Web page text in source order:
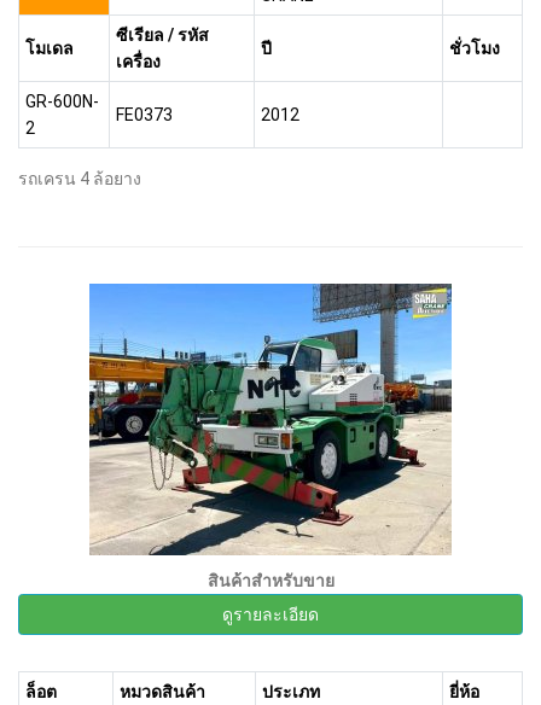
โมเดล
ซีเรียล / รหัส
เครื่อง
ปี ชั่วโมง
GR-600N-
2
FE0373 2012
รถเครน 4 ล้อยาง
สินค้าสำหรับขาย
ดูรายละเอียด
ล็อต หมวดสินค้า ประเภท ยี่ห้อ